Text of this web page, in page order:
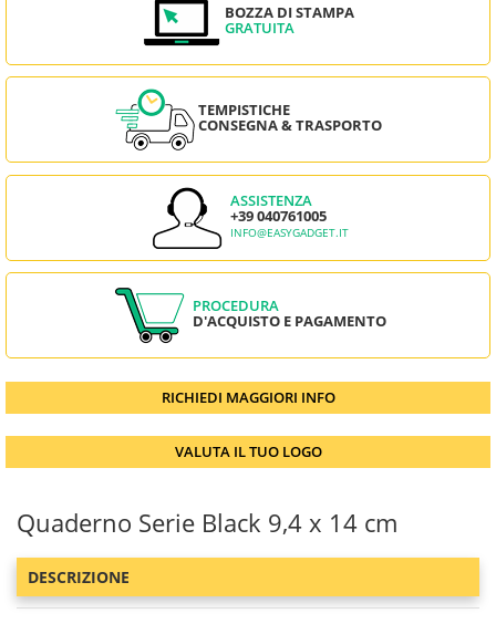
BOZZA DI STAMPA
GRATUITA
TEMPISTICHE
CONSEGNA & TRASPORTO
ASSISTENZA
+39 040761005
INFO@EASYGADGET.IT
PROCEDURA
D'ACQUISTO E PAGAMENTO
RICHIEDI MAGGIORI INFO
VALUTA IL TUO LOGO
Quaderno Serie Black 9,4 x 14 cm
DESCRIZIONE